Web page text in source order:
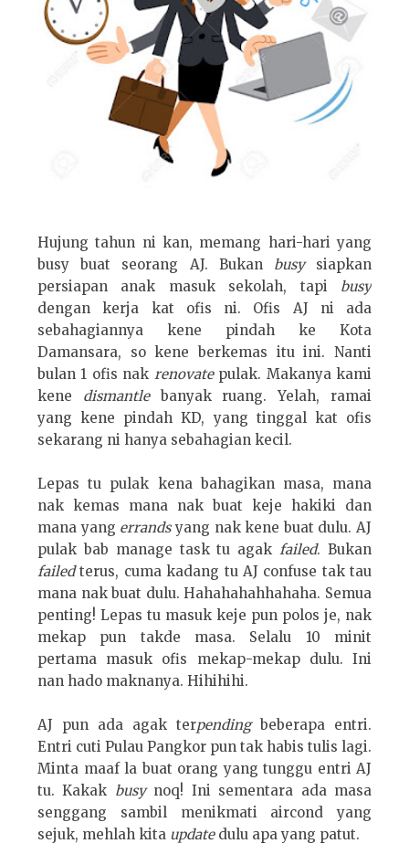
Hujung tahun ni kan, memang hari-hari yang
busy buat seorang AJ. Bukan busysiapkan
persiapan anak masuk sekolah, tapi busy
dengan kerja kat ofis ni. Ofis AJ ni ada
sebahagiannya kene pindah ke Kota
Damansara, so kene berkemas itu ini. Nanti
bulan 1 ofis nak renovatepulak. Makanya kami
kene dismantlebanyak ruang. Yelah, ramai
yang kene pindah KD, yang tinggal kat ofis
sekarang ni hanya sebahagian kecil.
Lepas tu pulak kena bahagikan masa, mana
nak kemas mana nak buat keje hakiki dan
mana yang errandsyang nak kene buat dulu. AJ
pulak bab manage task tu agakfailed. Bukan
failedterus, cuma kadang tu AJ confuse tak tau
mana nak buat dulu. Hahahahahhahaha. Semua
penting! Lepas tu masuk keje pun polos je, nak
mekap pun takde masa. Selalu 10 minit
pertama masuk ofis mekap-mekap dulu. Ini
nan hado maknanya. Hihihihi.
AJ pun ada agak terpendingbeberapa entri.
Entri cuti Pulau Pangkor pun tak habis tulis lagi.
Minta maaf la buat orang yang tunggu entri AJ
tu. Kakak busynoq! Ini sementara ada masa
senggang sambil menikmati aircond yang
sejuk, mehlah kita updatedulu apa yang patut.